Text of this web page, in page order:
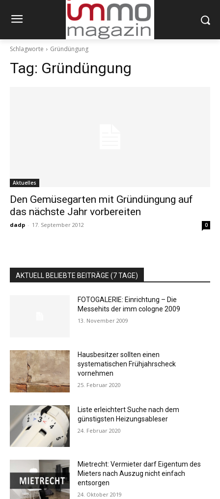
Schlagworte Gründüngung
Tag: Gründüngung
Aktuelles
Den Gemüsegarten mit Gründüngung auf
das nächste Jahr vorbereiten
dadp - 17. September 2012 0
AKTUELL BELIEBTE BEITRÄGE (7 TAGE)
FOTOGALERIE: Einrichtung – Die
Messehits der imm cologne 2009
13. November 2009
Hausbesitzer sollten einen
systematischen Frühjahrscheck
vornehmen
25. Februar 2020
Liste erleichtert Suche nach dem
günstigsten Heizungsableser
24. Februar 2020
Mietrecht: Vermieter darf Eigentum des
Mieters nach Auszug nicht einfach
entsorgen
24. Oktober 2019